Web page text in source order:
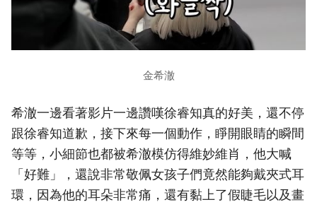
金希澈
希澈一邊看著影片一邊讚嘆徐睿知真的好美，還不停
跟徐睿知道歉，接下來每一個動作，睜開眼睛的瞬間
等等，小細節也都被希澈模仿得維妙維肖，他大喊
「好難」，還說非常敬佩女孩子們竟然能夠戴夾式耳
環，因為他的耳朵非常痛，還有黏上了假睫毛以及畫